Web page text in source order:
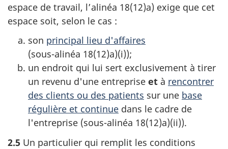
espace de travail, l’alinéa 18(12)a) exige que cet
espace soit, selon le cas :
son principal lieu d'affaires
(sous-alinéa 18(12)a)(i));
un endroit qui lui sert exclusivement à tirer
un revenu d'une entreprise et à rencontrer
des clients ou des patients sur une base
régulière et continue dans le cadre de
l'entreprise (sous-alinéa 18(12)a)(ii)).
2.5 Un particulier qui remplit les conditions